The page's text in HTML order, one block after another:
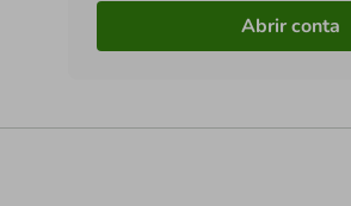
Abrir conta